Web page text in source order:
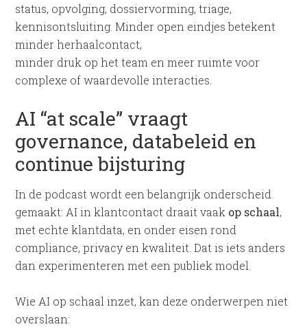
status, opvolging, dossiervorming, triage,
kennisontsluiting. Minder open eindjes betekent
minder herhaalcontact,
minder druk op het team en meer ruimte voor
complexe of waardevolle interacties.
AI “at scale” vraagt
governance, databeleid en
continue bijsturing
In de podcast wordt een belangrijk onderscheid
gemaakt: AI in klantcontact draait vaak op schaal,
met echte klantdata, en onder eisen rond
compliance, privacy en kwaliteit. Dat is iets anders
dan experimenteren met een publiek model.
Wie AI op schaal inzet, kan deze onderwerpen niet
overslaan: